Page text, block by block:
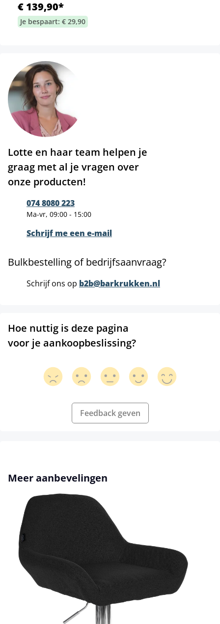
€ 139,90*
Je bespaart: € 29,90
Lotte en haar team helpen je
graag met al je vragen over
onze producten!
074 8080 223
Ma-vr, 09:00 - 15:00
Schrijf me een e-mail
Bulkbestelling of bedrijfsaanvraag?
Schrijf ons op b2b@barkrukken.nl
Hoe nuttig is deze pagina
voor je aankoopbeslissing?
Feedback geven
Productgalerij overslaan
Meer aanbevelingen